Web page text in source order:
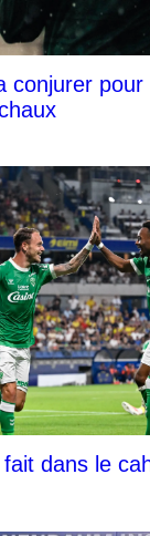
conjurer
fait dans le